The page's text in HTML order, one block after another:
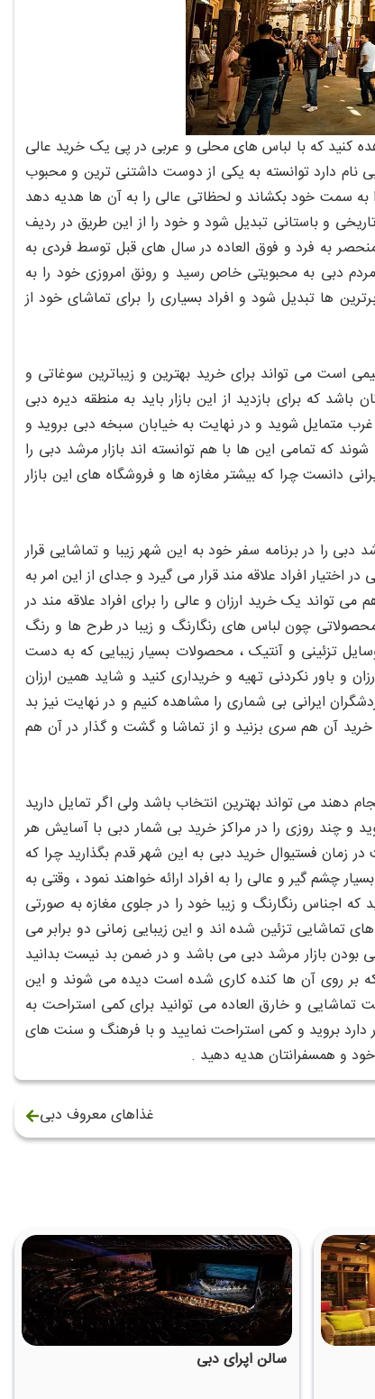
کنید که با لباس های محلی و عربی در پی یک خرید عالی
نام دارد توانسته به یکی از دوست داشتنی ترین و محبوب
به سمت خود بکشاند و لحظاتی عالی را به آن ها هدیه دهد
و باستانی تبدیل شود و خود را از این طریق در ردیف
منحصر به فرد و فوق العاده در سال های قبل توسط فردی به
دبی به محبویتی خاص رسید و رونق امروزی خود را به
ها تبدیل شود و افراد بسیاری را برای تماشای خود از
است می تواند برای خرید بهترین و زیباترین سوغاتی و
که برای بازدید از این بازار باید به منطقه دیره دبی
متمایل شوید و در نهایت به خیابان سبخه دبی بروید و
که تمامی این ها با هم توانسته اند بازار مرشد دبی را
دانست چرا که بیشتر مغازه ها و فروشگاه های این بازار
دبی را در برنامه سفر خود به این شهر زیبا و تماشایی قرار
افراد علاقه مند قرار می گیرد و جدای از این امر به
تواند یک خرید ارزان و عالی را برای افراد علاقه مند در
و محصولاتی چون لباس های رنگارنگ و زیبا در طرح ها و رنگ
تزئینی و آنتیک ، محصولات بسیار زیبایی که به دست
و باور نکردنی تهیه و خریداری کنید و شاید همین ارزان
ایرانی بی شماری را مشاهده کنیم و در نهایت نیز بد
خرید آن هم سری بزنید و از تماشا و گشت و گذار در آن هم
دهند می تواند بهترین انتخاب باشد ولی اگر تمایل دارید
و چند روزی را در مراکز خرید بی شمار دبی با آسایش هر
زمان فستیوال خرید دبی به این شهر قدم بگذارید چرا که
چشم گیر و عالی را به افراد ارائه خواهند نمود ، وقتی به
که اجناس رنگارنگ و زیبا خود را در جلوی مغازه به صورتی
تماشایی تزئین شده اند و این زیبایی زمانی دو برابر می
بازار مرشد دبی می باشد و در ضمن بد نیست بدانید
بر روی آن ها کنده کاری شده است دیده می شوند و این
تماشایی و خارق العاده می توانید برای کمی استراحت به
دارد بروید و کمی استراحت نمایید و با فرهنگ و سنت های
و همسفرانتان هدیه دهید .
غذاهای معروف دبی
سالن اپرای دبی